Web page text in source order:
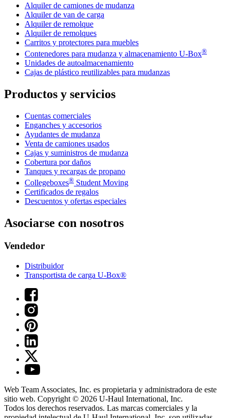
Alquiler de camiones de mudanza
Alquiler de van de carga
Alquiler de remolque
Alquiler de remolques
Carritos y protectores para muebles
Contenedores para mudanza y almacenamiento U-Box®
Unidades de autoalmacenamiento
Cajas de plástico reutilizables para mudanzas
Productos y servicios
Cuentas comerciales
Enganches y accesorios
Ayudantes de mudanza
Venta de camiones usados
Cajas y suministros de mudanza
Cobertura por daños
Tanques y recargas de propano
Collegeboxes® Student Moving
Certificados de regalos
Descuentos y ofertas especiales
Asociarse con nosotros
Vendedor
Distribuidor
Transportista de carga U-Box®
Web Team Associates, Inc. es propietaria y administradora de este
sitio web. Copyright © 2026 U-Haul International, Inc.
Todos los derechos reservados. Las marcas comerciales y la